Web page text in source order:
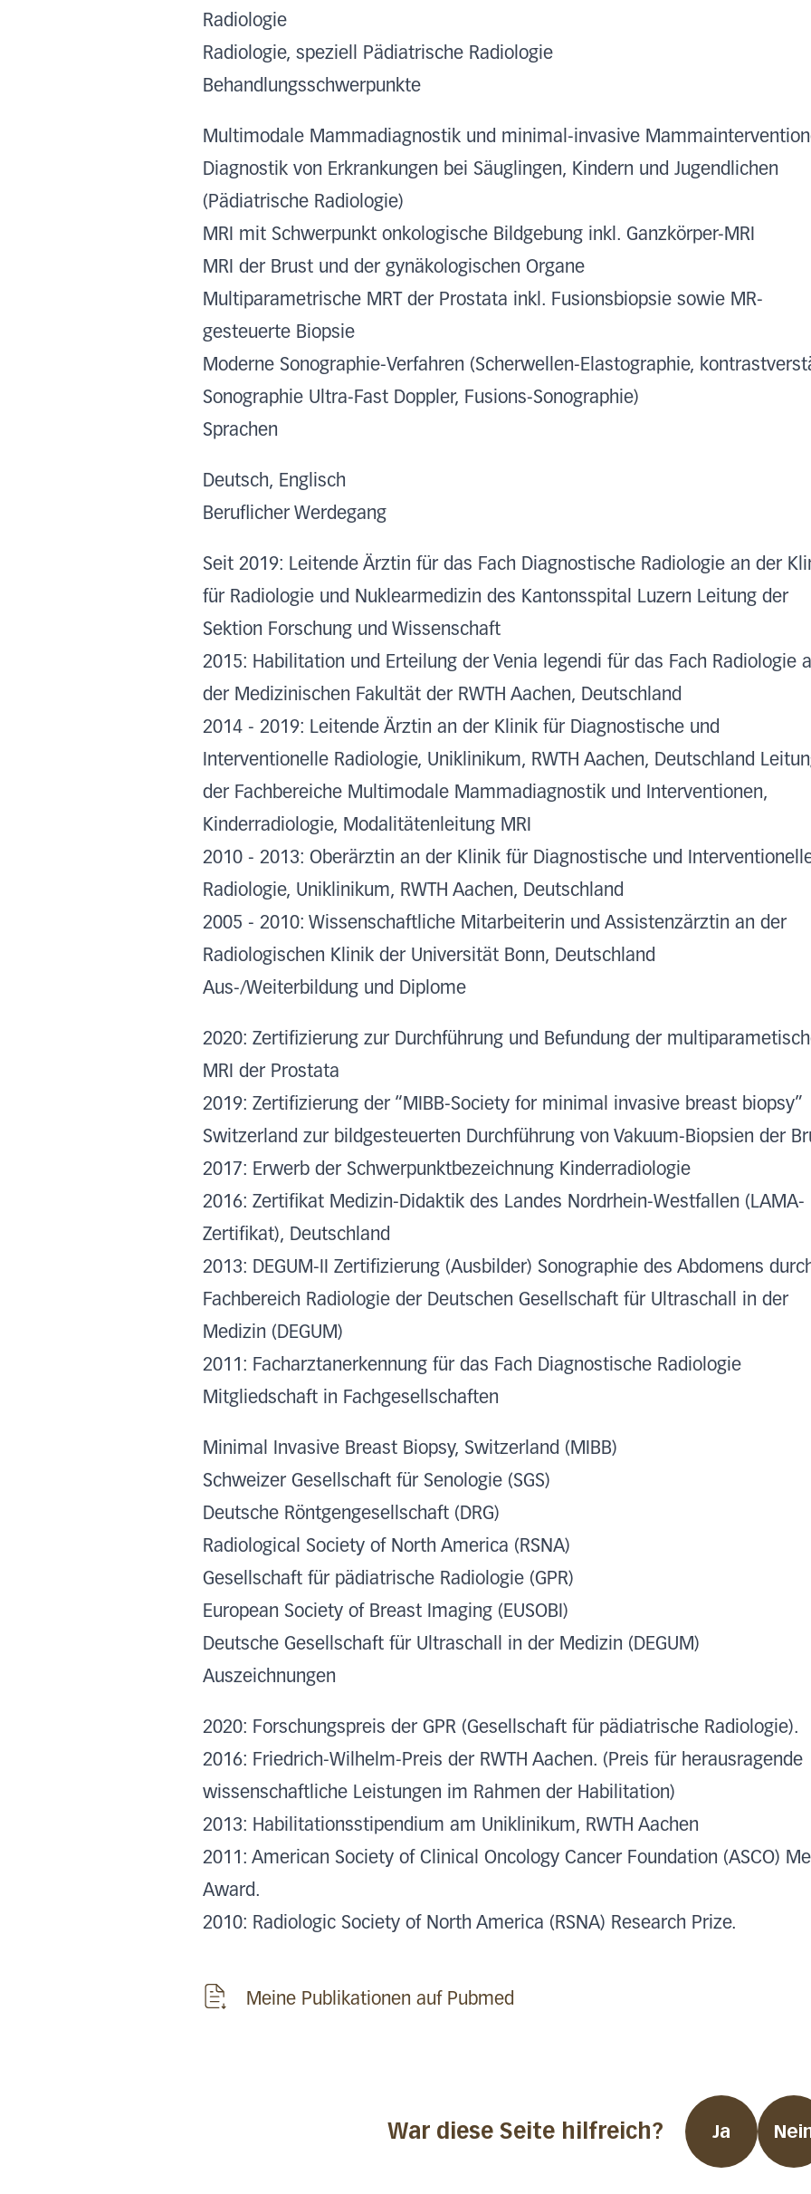
Radiologie
Radiologie, speziell Pädiatrische Radiologie
Behandlungsschwerpunkte
Multimodale Mammadiagnostik und minimal-invasive
Diagnostik von Erkrankungen bei Säuglingen, Kindern und Jugendlichen
(Pädiatrische Radiologie)
MRI mit Schwerpunkt onkologische Bildgebung inkl. Ganzkörper-MRI
MRI der Brust und der gynäkologischen Organe
Multiparametrische MRT der Prostata inkl. Fusionsbiopsie sowie MR-
gesteuerte Biopsie
Moderne Sonographie-Verfahren (Scherwellen-Elastographie,
Sonographie Ultra-Fast Doppler, Fusions-Sonographie)
Sprachen
Deutsch, Englisch
Beruflicher Werdegang
Seit 2019: Leitende Ärztin für das Fach Diagnostische Radiologie an der
für Radiologie und Nuklearmedizin des Kantonsspital Luzern Leitung der
Sektion Forschung und Wissenschaft
2015: Habilitation und Erteilung der Venia legendi für das Fach Radiologie
der Medizinischen Fakultät der RWTH Aachen, Deutschland
2014 - 2019: Leitende Ärztin an der Klinik für Diagnostische und
Interventionelle Radiologie, Uniklinikum, RWTH Aachen, Deutschland
der Fachbereiche Multimodale Mammadiagnostik und Interventionen,
Kinderradiologie, Modalitätenleitung MRI
2010 - 2013: Oberärztin an der Klinik für Diagnostische und
Radiologie, Uniklinikum, RWTH Aachen, Deutschland
2005 - 2010: Wissenschaftliche Mitarbeiterin und Assistenzärztin an der
Radiologischen Klinik der Universität Bonn, Deutschland
Aus-/Weiterbildung und Diplome
2020: Zertifizierung zur Durchführung und Befundung der
MRI der Prostata
2019: Zertifizierung der “MIBB-Society for minimal invasive breast biopsy”
Switzerland zur bildgesteuerten Durchführung von Vakuum-Biopsien der
2017: Erwerb der Schwerpunktbezeichnung Kinderradiologie
2016: Zertifikat Medizin-Didaktik des Landes Nordrhein-Westfallen (LAMA-
Zertifikat), Deutschland
2013: DEGUM-II Zertifizierung (Ausbilder) Sonographie des Abdomens
Fachbereich Radiologie der Deutschen Gesellschaft für Ultraschall in der
Medizin (DEGUM)
2011: Facharztanerkennung für das Fach Diagnostische Radiologie
Mitgliedschaft in Fachgesellschaften
Minimal Invasive Breast Biopsy, Switzerland (MIBB)
Schweizer Gesellschaft für Senologie (SGS)
Deutsche Röntgengesellschaft (DRG)
Radiological Society of North America (RSNA)
Gesellschaft für pädiatrische Radiologie (GPR)
European Society of Breast Imaging (EUSOBI)
Deutsche Gesellschaft für Ultraschall in der Medizin (DEGUM)
Auszeichnungen
2020: Forschungspreis der GPR (Gesellschaft für pädiatrische Radiologie).
2016: Friedrich-Wilhelm-Preis der RWTH Aachen. (Preis für herausragende
wissenschaftliche Leistungen im Rahmen der Habilitation)
2013: Habilitationsstipendium am Uniklinikum, RWTH Aachen
2011: American Society of Clinical Oncology Cancer Foundation (ASCO)
Award.
2010: Radiologic Society of North America (RSNA) Research Prize.
Meine Publikationen auf Pubmed
War diese Seite hilfreich? Ja